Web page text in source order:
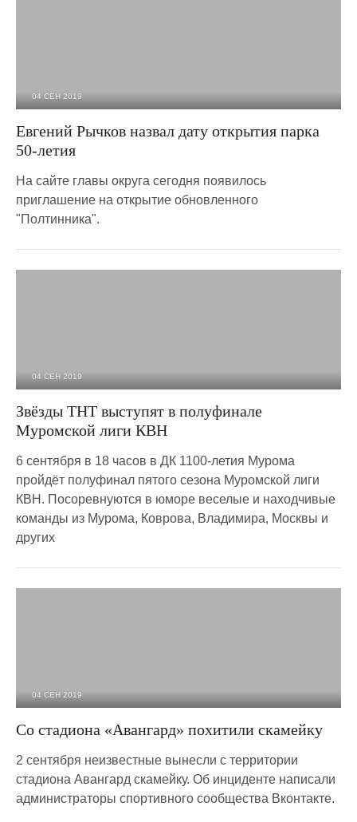
04 СЕН 2019
Евгений Рычков назвал дату открытия парка
50-летия
На сайте главы округа сегодня появилось
приглашение на открытие обновленного
"Полтинника".
04 СЕН 2019
Звёзды ТНТ выступят в полуфинале
Муромской лиги КВН
6 сентября в 18 часов в ДК 1100-летия Мурома
пройдёт полуфинал пятого сезона Муромской лиги
КВН. Посоревнуются в юморе веселые и находчивые
команды из Мурома, Коврова, Владимира, Москвы и
других
04 СЕН 2019
Со стадиона «Авангард» похитили скамейку
2 сентября неизвестные вынесли с территории
стадиона Авангард скамейку. Об инциденте написали
администраторы спортивного сообщества Вконтакте.